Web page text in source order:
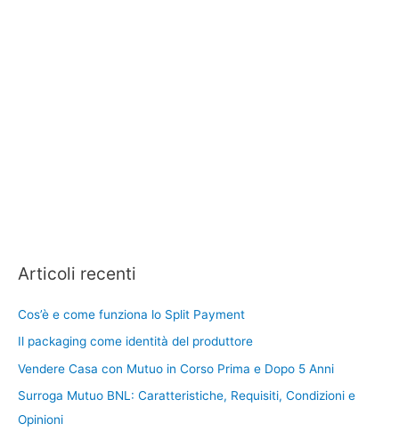
Articoli recenti
Cos’è e come funziona lo Split Payment
Il packaging come identità del produttore
Vendere Casa con Mutuo in Corso Prima e Dopo 5 Anni
Surroga Mutuo BNL: Caratteristiche, Requisiti, Condizioni e
Opinioni